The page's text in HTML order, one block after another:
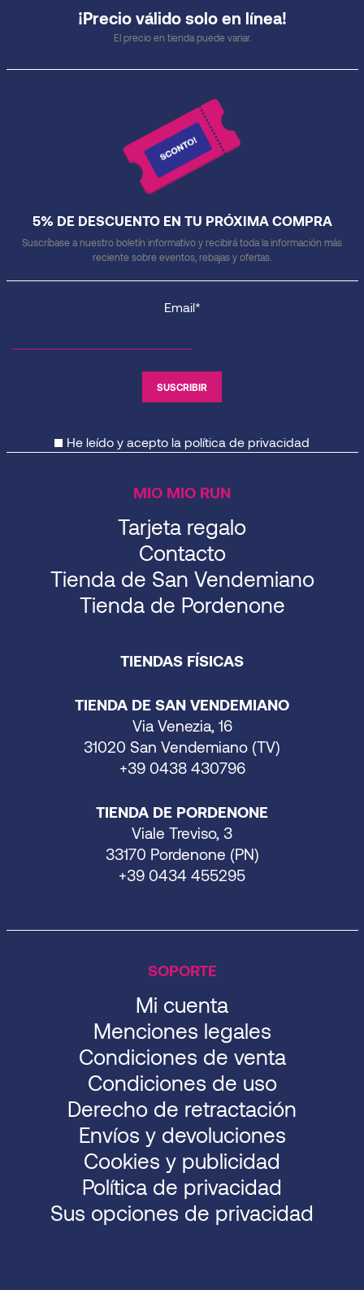
¡Precio válido solo en línea!
El precio en tienda puede variar.
5% DE DESCUENTO EN TU PRÓXIMA COMPRA
Suscríbase a nuestro boletín informativo y recibirá toda la información más
reciente sobre eventos, rebajas y ofertas.
Email*
He leído y acepto la política de privacidad
MIO MIO RUN
Tarjeta regalo
Contacto
Tienda de San Vendemiano
Tienda de Pordenone
TIENDAS FÍSICAS
TIENDA DE SAN VENDEMIANO
Via Venezia, 16
31020 San Vendemiano (TV)
+39 0438 430796
TIENDA DE PORDENONE
Viale Treviso, 3
33170 Pordenone (PN)
+39 0434 455295
SOPORTE
Mi cuenta
Menciones legales
Condiciones de venta
Condiciones de uso
Derecho de retractación
Envíos y devoluciones
Cookies y publicidad
Política de privacidad
Sus opciones de privacidad